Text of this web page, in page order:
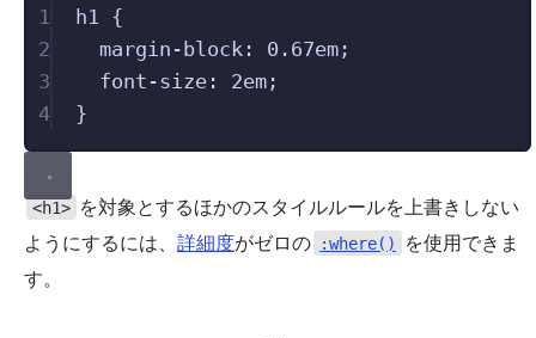
1 h1 {
2
margin-block : 0.67em ;
3
font-size : 2em ;
4
}
<h1> を対象とするほかのスタイルルールを上書きしない
ようにするには、 詳細度がゼロの :where()
を使用できま
す。